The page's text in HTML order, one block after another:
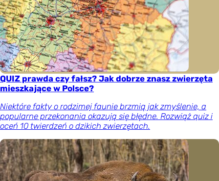
QUIZ prawda czy fałsz? Jak dobrze znasz zwierzęta
mieszkające w Polsce?
Niektóre fakty o rodzimej faunie brzmią jak zmyślenie, a
popularne przekonania okazują się błędne. Rozwiąż quiz i
oceń 10 twierdzeń o dzikich zwierzętach.